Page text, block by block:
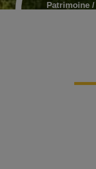
Patrimoine /